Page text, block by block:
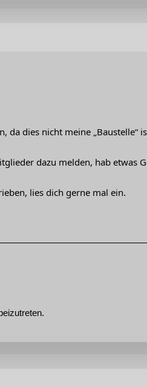
da dies nicht meine „Baustelle“
dazu melden, hab etwas
lies dich gerne mal ein.